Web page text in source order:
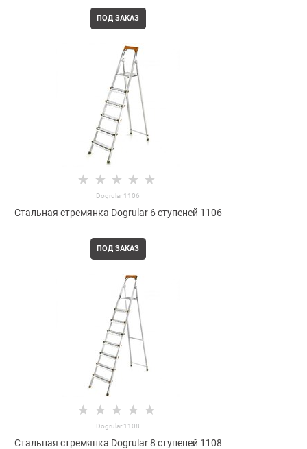
ПОД ЗАКАЗ
Dogrular 1106
Стальная стремянка Dogrular 6 ступеней 1106
ПОД ЗАКАЗ
Dogrular 1108
Стальная стремянка Dogrular 8 ступеней 1108